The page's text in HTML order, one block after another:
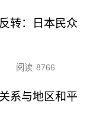
转：日本民众
阅读 8766
系与地区和平